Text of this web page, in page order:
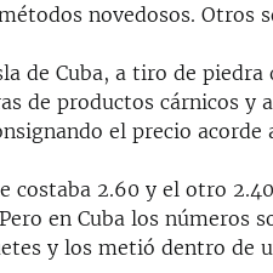
novedosos. Otros
de Cuba, a tiro de
de productos cárnicos y
el precio acorde
costaba 2.60 y el otro
en Cuba los números
y los metió dentro de